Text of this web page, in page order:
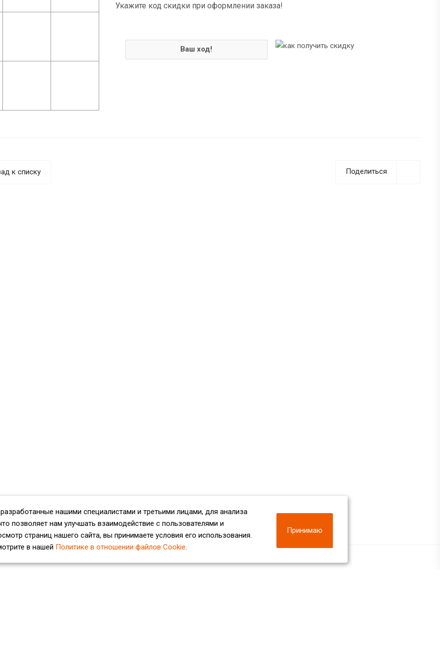
Укажите код скидки при оформлении заказа!
Ваш ход!
Поделиться
к списку
нашими специалистами и третьими лицами, для анализа
позволяет нам улучшать взаимодействие с пользователями и
страниц нашего сайта, вы принимаете условия его использования.
в нашей Политике в отношении файлов Cookie.
Принимаю